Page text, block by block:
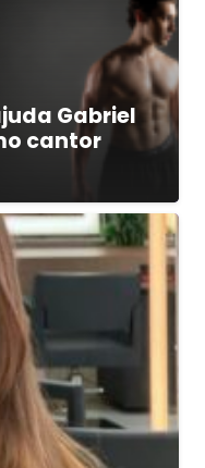
Gabriel
cantor